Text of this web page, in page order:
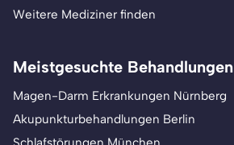
Weitere Mediziner finden
Meistgesuchte Behandlungen
Magen-Darm Erkrankungen Nürnberg
Akupunkturbehandlungen Berlin